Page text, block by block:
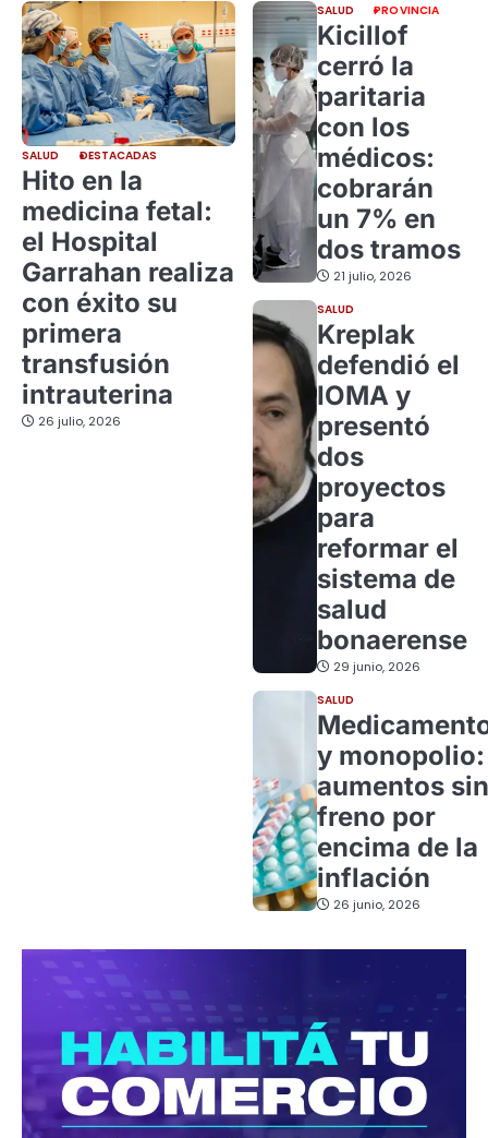
SALUD DESTACADAS
Hito en la
medicina fetal:
el Hospital
Garrahan realiza
con éxito su
primera
transfusión
intrauterina
26 julio, 2026
SALUD PROVINCIA
Kicillof
cerró la
paritaria
con los
médicos:
cobrarán
un 7% en
dos tramos
21 julio, 2026
SALUD
Kreplak
defendió el
IOMA y
presentó
dos
proyectos
para
reformar el
sistema de
salud
bonaerense
29 junio, 2026
SALUD
y monopolio:
aumentos sin
freno por
encima de la
inflación
26 junio, 2026